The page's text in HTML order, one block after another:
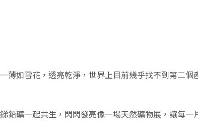
如雪花，透亮乾淨，世界上目前幾乎找不到第二個
礦一起共生，閃閃發亮像一場天然礦物展，讓每一